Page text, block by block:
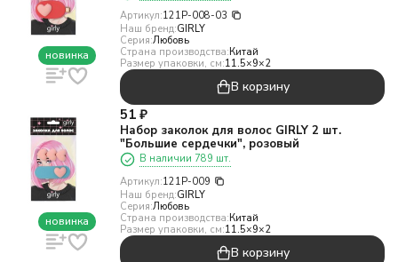
новинка
Артикул:121P-008-03
Наш бренд:GIRLY
Серия:Любовь
Страна производства:Китай
Размер упаковки, см:11.5×9×2
В корзину
новинка
51 ₽
Набор заколок для волос GIRLY 2 шт.
"Большие сердечки", розовый
В наличии 789 шт.
Артикул:121P-009
Наш бренд:GIRLY
Серия:Любовь
Страна производства:Китай
Размер упаковки, см:11.5×9×2
В корзину